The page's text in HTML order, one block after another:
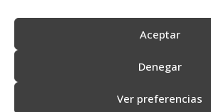
Aceptar
Denegar
Ver preferencias
2022 © Adimur · Asociación de Directivos de la